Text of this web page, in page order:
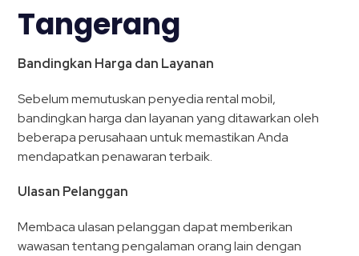
Tangerang
Bandingkan Harga dan Layanan
Sebelum memutuskan penyedia rental mobil,
bandingkan harga dan layanan yang ditawarkan oleh
beberapa perusahaan untuk memastikan Anda
mendapatkan penawaran terbaik.
Ulasan Pelanggan
Membaca ulasan pelanggan dapat memberikan
wawasan tentang pengalaman orang lain dengan